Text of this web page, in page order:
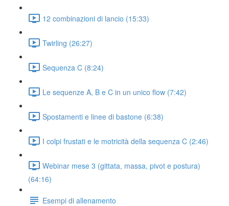
12 combinazioni di lancio (15:33)
Twirling (26:27)
Sequenza C (8:24)
Le sequenze A, B e C in un unico flow (7:42)
Spostamenti e linee di bastone (6:38)
I colpi frustati e le motricità della sequenza C (2:46)
Webinar mese 3 (gittata, massa, pivot e postura)
(64:16)
Esempi di allenamento